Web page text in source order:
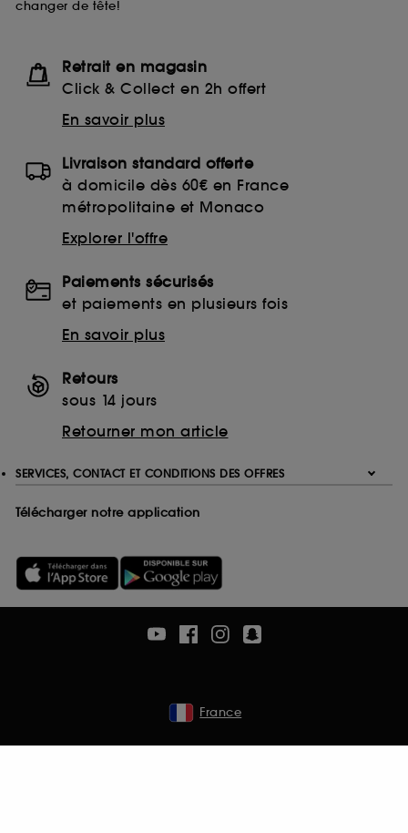
changer de tête!
Retrait en magasin
Click & Collect en 2h offert
En savoir plus
Livraison standard offerte
à domicile dès 60€ en France
métropolitaine et Monaco
Explorer l'offre
Paiements sécurisés
et paiements en plusieurs fois
En savoir plus
Retours
sous 14 jours
Retourner mon article
SERVICES, CONTACT ET CONDITIONS DES OFFRES
Télécharger notre application
France